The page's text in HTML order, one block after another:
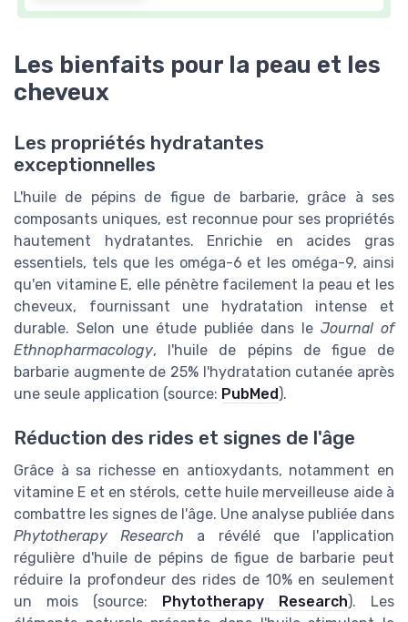
Les bienfaits pour la peau et les
cheveux
Les propriétés hydratantes
exceptionnelles
L'huile de pépins de figue de barbarie, grâce à ses
composants uniques, est reconnue pour ses propriétés
hautement hydratantes. Enrichie en acides gras
essentiels, tels que les oméga-6 et les oméga-9, ainsi
qu'en vitamine E, elle pénètre facilement la peau et les
cheveux, fournissant une hydratation intense et
durable. Selon une étude publiée dans le Journal of
Ethnopharmacology, l'huile de pépins de figue de
barbarie augmente de 25% l'hydratation cutanée après
une seule application (source: PubMed).
Réduction des rides et signes de l'âge
Grâce à sa richesse en antioxydants, notamment en
vitamine E et en stérols, cette huile merveilleuse aide à
combattre les signes de l'âge. Une analyse publiée dans
Phytotherapy Research a révélé que l'application
régulière d'huile de pépins de figue de barbarie peut
réduire la profondeur des rides de 10% en seulement
un mois (source:
Phytotherapy Research). Les